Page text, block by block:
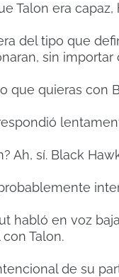
Talon era
del tipo que
sin
que quieras con
Ah, sí. Black
probablemente
habló en voz
Talon.
de su